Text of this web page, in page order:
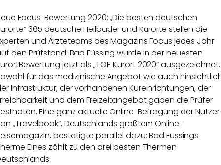
Focus-Bewertung 2020: „Die besten deutschen
365 deutsche Heilbäder und Kurorte stellen die
und Ärzteteams des Magazins Focus jedes Jahr
den Prüfstand. Bad Füssing wurde in der neuesten
jetzt als „TOP Kurort 2020“ ausgezeichnet.
für das medizinische Angebot wie auch
Infrastruktur, der vorhandenen Kureinrichtungen, der
und dem Freizeitangebot gaben die Prüfer
Eine ganz aktuelle Online-Befragung der Nutzer
„Travelbook“, Deutschlands größtem Online-
bestätigte parallel dazu: Bad Füssings
Eines zählt zu den drei besten Thermen